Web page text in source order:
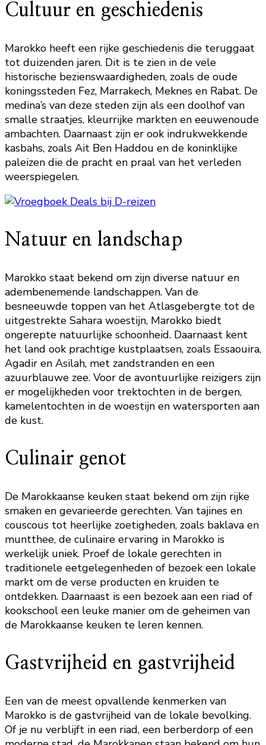
Cultuur en geschiedenis
Marokko heeft een rijke geschiedenis die teruggaat
tot duizenden jaren. Dit is te zien in de vele
historische bezienswaardigheden, zoals de oude
koningssteden Fez, Marrakech, Meknes en Rabat. De
medina’s van deze steden zijn als een doolhof van
smalle straatjes, kleurrijke markten en eeuwenoude
ambachten. Daarnaast zijn er ook indrukwekkende
kasbahs, zoals Ait Ben Haddou en de koninklijke
paleizen die de pracht en praal van het verleden
weerspiegelen.
Natuur en landschap
Marokko staat bekend om zijn diverse natuur en
adembenemende landschappen. Van de
besneeuwde toppen van het Atlasgebergte tot de
uitgestrekte Sahara woestijn, Marokko biedt
ongerepte natuurlijke schoonheid. Daarnaast kent
het land ook prachtige kustplaatsen, zoals Essaouira,
Agadir en Asilah, met zandstranden en een
azuurblauwe zee. Voor de avontuurlijke reizigers zijn
er mogelijkheden voor trektochten in de bergen,
kamelentochten in de woestijn en watersporten aan
de kust.
Culinair genot
De Marokkaanse keuken staat bekend om zijn rijke
smaken en gevarieerde gerechten. Van tajines en
couscous tot heerlijke zoetigheden, zoals baklava en
muntthee, de culinaire ervaring in Marokko is
werkelijk uniek. Proef de lokale gerechten in
traditionele eetgelegenheden of bezoek een lokale
markt om de verse producten en kruiden te
ontdekken. Daarnaast is een bezoek aan een riad of
kookschool een leuke manier om de geheimen van
de Marokkaanse keuken te leren kennen.
Gastvrijheid en gastvrijheid
Een van de meest opvallende kenmerken van
Marokko is de gastvrijheid van de lokale bevolking.
Of je nu verblijft in een riad, een berberdorp of een